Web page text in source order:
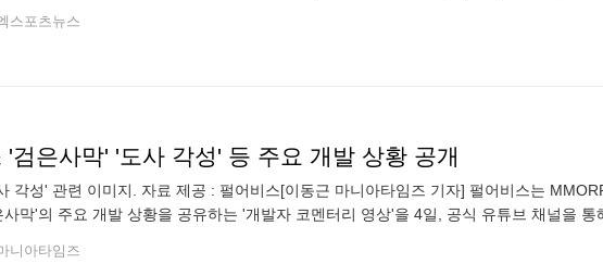
스포츠뉴스
'검은사막' '도사 각성' 등 주요 개발 상황 공개
각성' 관련 이미지. 자료 제공 : 펄어비스[이동근 마니아타임즈 기자] 펄어비스는
막'의 주요 개발 상황을 공유하는 '개발자 코멘터리 영상'을 4일, 공식 유튜브 채널을 통
니아타임즈